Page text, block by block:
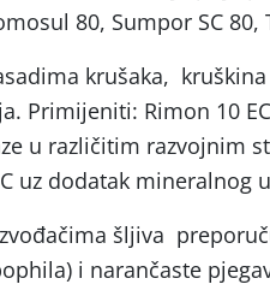
80, Sumpor SC 80,
krušaka,
Primijeniti: Rimon 10
u različitim razvojnim
uz dodatak mineralnog
šljiva
i narančaste